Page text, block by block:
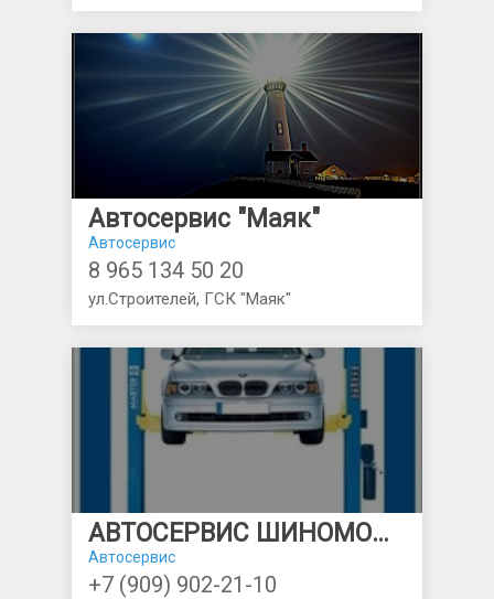
Автосервис "Маяк"
Автосервис
8 965 134 50 20
ул.Строителей, ГСК "Маяк"
АВТОСЕРВИС ШИНОМОНТАЖ
Автосервис
+7 (909) 902-21-10